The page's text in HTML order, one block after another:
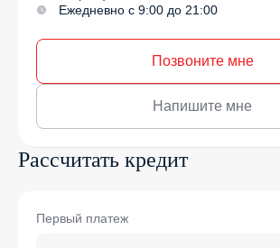
Ежедневно с 9:00 до 21:00
Позвоните мне
Напишите мне
Рассчитать кредит
Первый платеж